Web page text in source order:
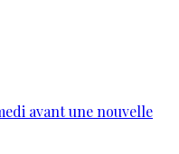
avant une nouvelle